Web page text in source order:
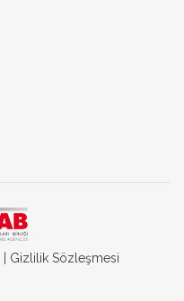
Gizlilik Sözleşmesi